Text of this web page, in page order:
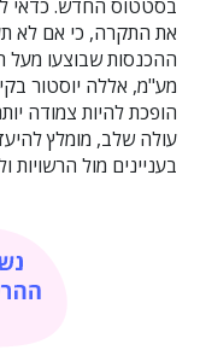
בסטטוס החדש. כדאי
את התקרה, כי אם לא
ההכנסות שבוצעו מעל
מע"מ, אללה יוסטור
הופכת להיות צמודה
עולה שלב, מומלץ
בעניינים מול